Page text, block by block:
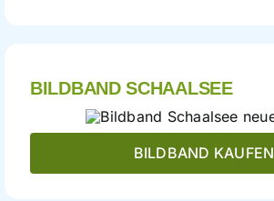
BILDBAND SCHAALSEE
BILDBAND KAUFEN